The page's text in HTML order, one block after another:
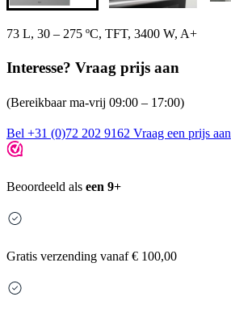
73 L, 30 – 275 ºC, TFT, 3400 W, A+
Interesse? Vraag prijs aan
(Bereikbaar ma-vrij 09:00 – 17:00)
Bel +31 (0)72 202 9162 Vraag een prijs aan
Beoordeeld als een 9+
Gratis verzending vanaf € 100,00